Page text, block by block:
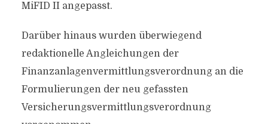
MiFID II angepasst.
Darüber hinaus wurden überwiegend
redaktionelle Angleichungen der
Finanzanlagenvermittlungsverordnung an die
Formulierungen der neu gefassten
Versicherungsvermittlungsverordnung